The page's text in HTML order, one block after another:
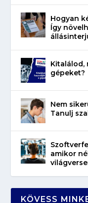
Hogyan
Így
Kitalálod,
gépeket?
Nem
Tanulj
amikor
KÖVESS